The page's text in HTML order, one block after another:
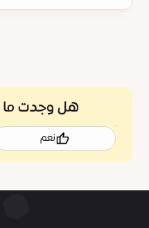
هل وجدت ما
نعم